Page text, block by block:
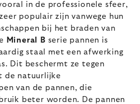
in de professionele sfeer,
populair zijn vanwege hun
bij het braden van
Mineral B serie pannen is
staal met een afwerking
Dit beschermt ze tegen
de natuurlijke
van de pannen, die
beter worden. De pannen